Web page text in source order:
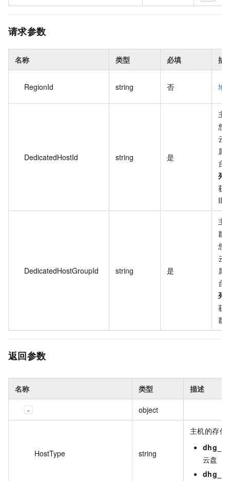
请求参数
名称 类型 必填 描
RegionId string 否 地
DedicatedHostId string 是
主
您
云
属
台
列
获
ID
DedicatedHostGroupId string 是
主
群
您
云
属
台
列
获
群
返回参数
名称 类型 描述
object
HostType string
主机的存储
云盘